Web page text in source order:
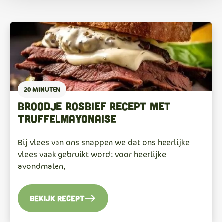
20 MINUTEN
Broodje rosbief recept met
truffelmayonaise
Bij vlees van ons snappen we dat ons heerlijke
vlees vaak gebruikt wordt voor heerlijke
avondmalen,
Bekijk recepteast